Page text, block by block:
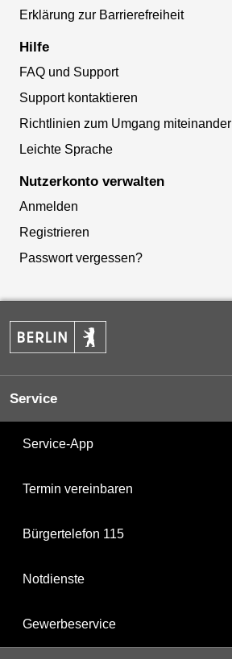
Erklärung zur Barrierefreiheit
Hilfe
FAQ und Support
Support kontaktieren
Richtlinien zum Umgang miteinander
Leichte Sprache
Nutzerkonto verwalten
Anmelden
Registrieren
Passwort vergessen?
Service
Service-App
Termin vereinbaren
Bürgertelefon 115
Notdienste
Gewerbeservice